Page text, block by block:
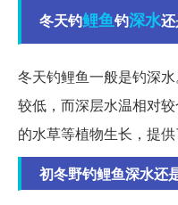
冬天钓鲤鱼钓深水
冬天钓鲤鱼一般是钓深
较低，而深层水温相对
的水草等植物生长，提
初冬野钓鲤鱼深水还